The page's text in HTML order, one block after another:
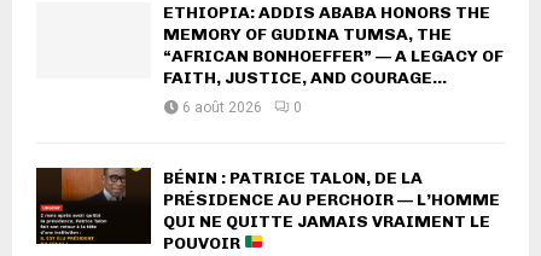
ETHIOPIA: ADDIS ABABA HONORS THE
MEMORY OF GUDINA TUMSA, THE
“AFRICAN BONHOEFFER” — A LEGACY OF
FAITH, JUSTICE, AND COURAGE...
6 août 2026 0
BÉNIN : PATRICE TALON, DE LA
PRÉSIDENCE AU PERCHOIR — L’HOMME
QUI NE QUITTE JAMAIS VRAIMENT LE
POUVOIR